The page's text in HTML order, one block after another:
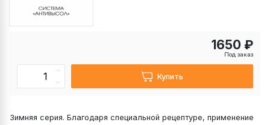
Купить
1650 ₽
Под заказ
Зимняя серия. Благодаря специальной рецептуре, применение